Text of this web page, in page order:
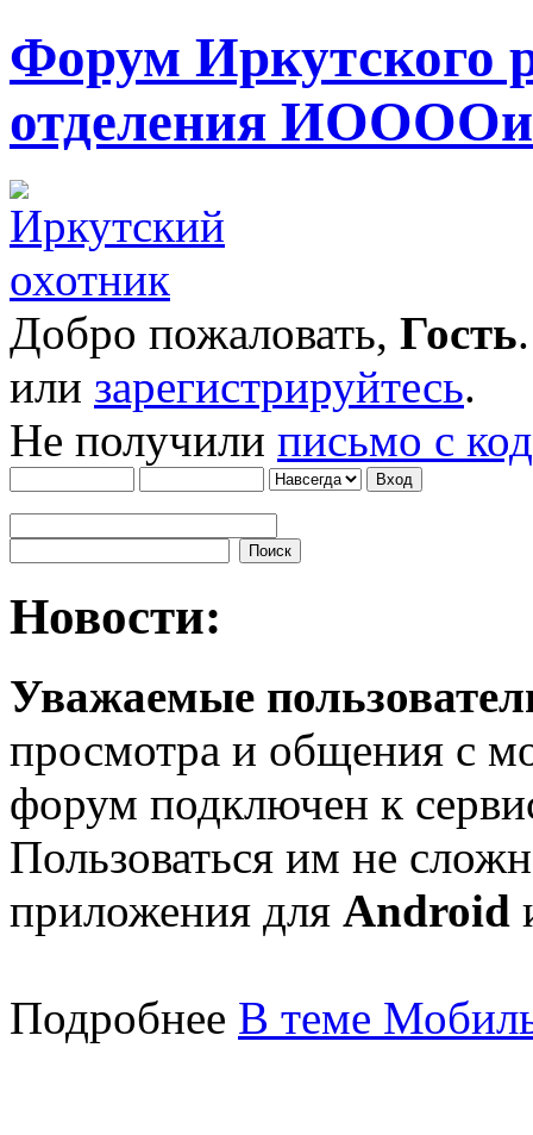
Форум Иркутского
отделения
Добро пожаловать, Гость
или зарегистрируйтесь.
Не получили письмо с
Новости:
Уважаемые
просмотра и общения с
форум подключен к
Пользоваться им не
приложения для Android
Подробнее В теме